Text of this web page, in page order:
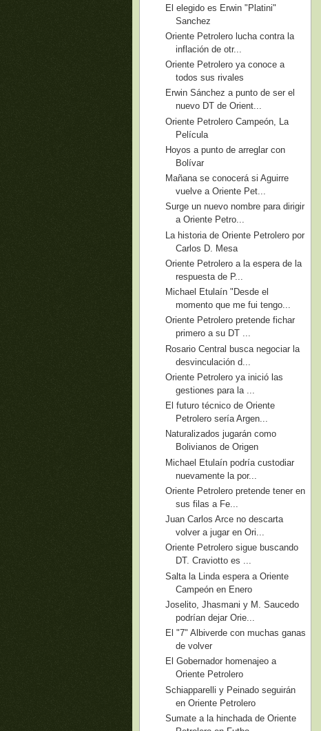
El elegido es Erwin "Platini"
Sanchez
Oriente Petrolero lucha contra la
inflación de otr...
Oriente Petrolero ya conoce a
todos sus rivales
Erwin Sánchez a punto de ser el
nuevo DT de Orient...
Oriente Petrolero Campeón, La
Película
Hoyos a punto de arreglar con
Bolívar
Mañana se conocerá si Aguirre
vuelve a Oriente Pet...
Surge un nuevo nombre para dirigir
a Oriente Petro...
La historia de Oriente Petrolero por
Carlos D. Mesa
Oriente Petrolero a la espera de la
respuesta de P...
Michael Etulaín "Desde el
momento que me fui tengo...
Oriente Petrolero pretende fichar
primero a su DT ...
Rosario Central busca negociar la
desvinculación d...
Oriente Petrolero ya inició las
gestiones para la ...
El futuro técnico de Oriente
Petrolero sería Argen...
Naturalizados jugarán como
Bolivianos de Origen
Michael Etulaín podría custodiar
nuevamente la por...
Oriente Petrolero pretende tener en
sus filas a Fe...
Juan Carlos Arce no descarta
volver a jugar en Ori...
Oriente Petrolero sigue buscando
DT. Craviotto es ...
Salta la Linda espera a Oriente
Campeón en Enero
Joselito, Jhasmani y M. Saucedo
podrían dejar Orie...
El "7" Albiverde con muchas ganas
de volver
El Gobernador homenajeo a
Oriente Petrolero
Schiapparelli y Peinado seguirán
en Oriente Petrolero
Sumate a la hinchada de Oriente